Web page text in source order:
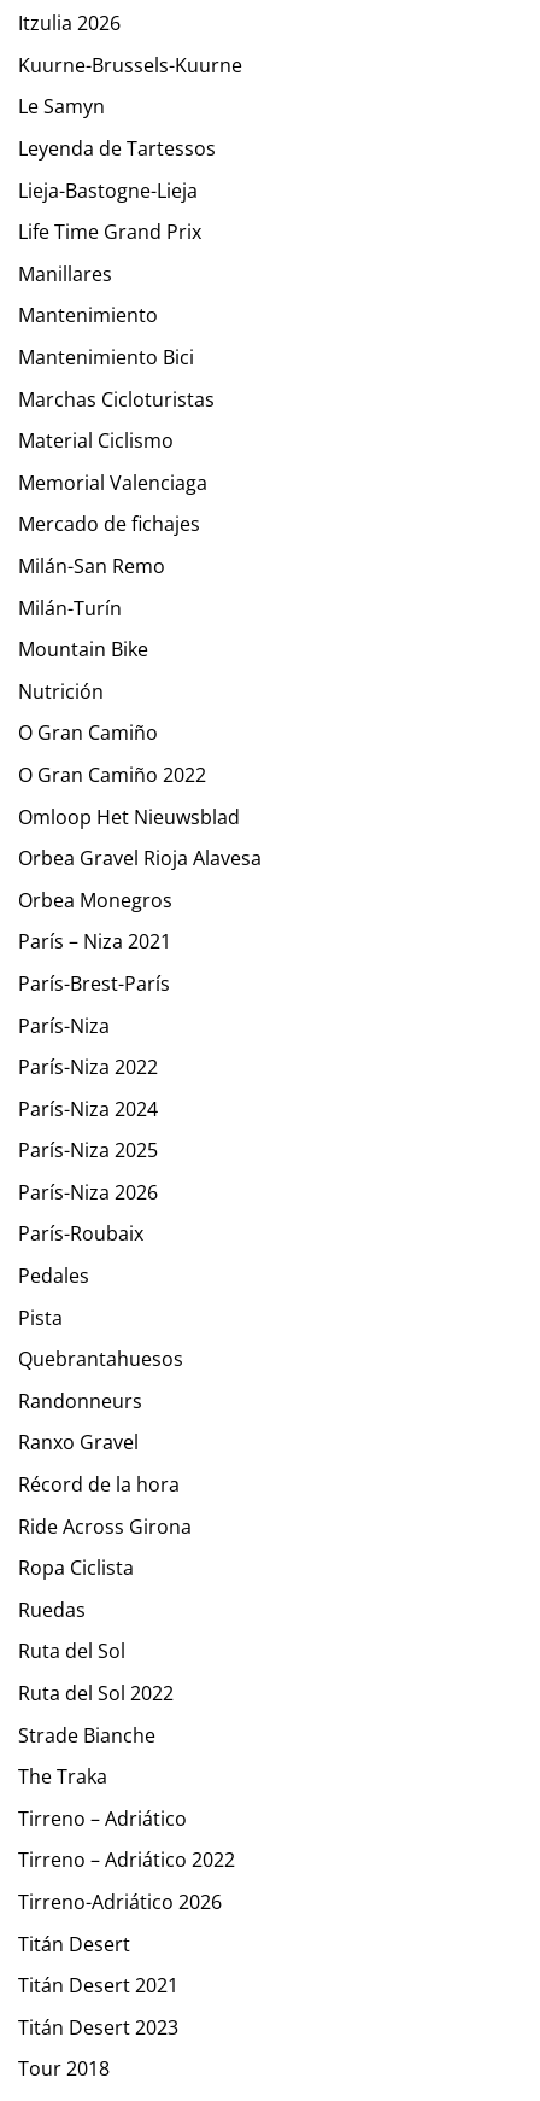
Itzulia 2026
Kuurne-Brussels-Kuurne
Le Samyn
Leyenda de Tartessos
Lieja-Bastogne-Lieja
Life Time Grand Prix
Manillares
Mantenimiento
Mantenimiento Bici
Marchas Cicloturistas
Material Ciclismo
Memorial Valenciaga
Mercado de fichajes
Milán-San Remo
Milán-Turín
Mountain Bike
Nutrición
O Gran Camiño
O Gran Camiño 2022
Omloop Het Nieuwsblad
Orbea Gravel Rioja Alavesa
Orbea Monegros
París – Niza 2021
París-Brest-París
París-Niza
París-Niza 2022
París-Niza 2024
París-Niza 2025
París-Niza 2026
París-Roubaix
Pedales
Pista
Quebrantahuesos
Randonneurs
Ranxo Gravel
Récord de la hora
Ride Across Girona
Ropa Ciclista
Ruedas
Ruta del Sol
Ruta del Sol 2022
Strade Bianche
The Traka
Tirreno – Adriático
Tirreno – Adriático 2022
Tirreno-Adriático 2026
Titán Desert
Titán Desert 2021
Titán Desert 2023
Tour 2018